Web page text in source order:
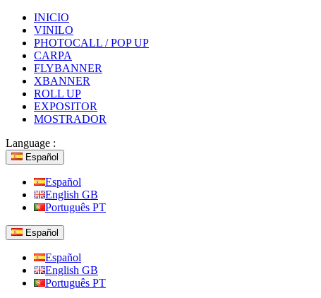
INICIO
VINILO
PHOTOCALL / POP UP
CARPA
FLYBANNER
XBANNER
ROLL UP
EXPOSITOR
MOSTRADOR
Language :
Español
Español
English GB
Português PT
Español
Español
English GB
Português PT